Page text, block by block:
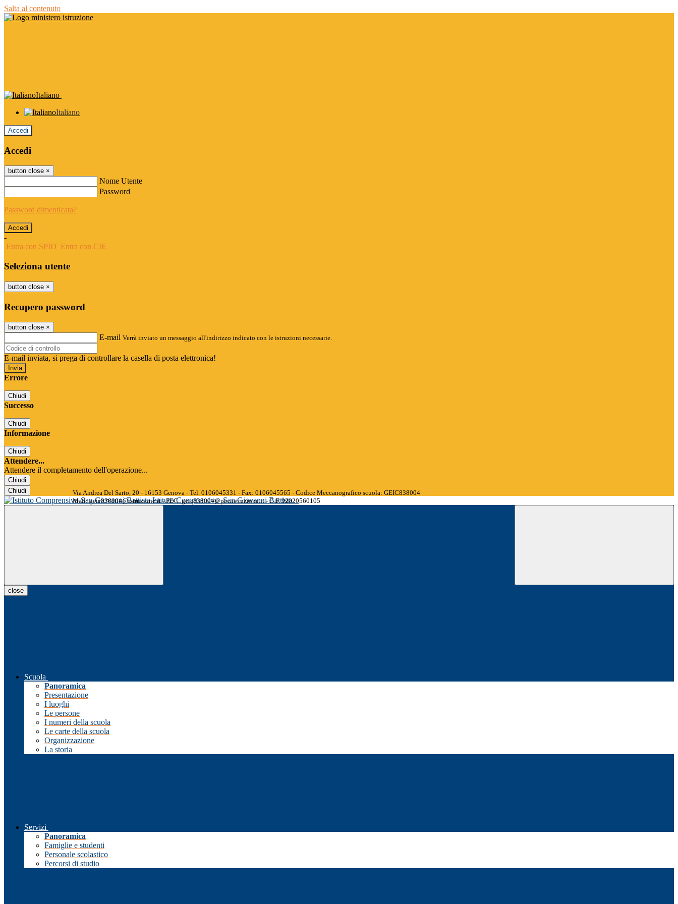
Salta al contenuto
Italiano
Italiano
Accedi
Accedi
button close ×
Nome Utente
Password
Password dimenticata?
-
Entra con SPID Entra con CIE
Seleziona utente
button close ×
Recupero password
button close ×
E-mail Verrà inviato un messaggio all'indirizzo indicato con le istruzioni necessarie.
E-mail inviata, si prega di controllare la casella di posta elettronica!
Errore
Chiudi
Successo
Chiudi
Informazione
Chiudi
Attendere...
Attendere il completamento dell'operazione...
Chiudi
Chiudi
Istituto Comprensivo San Giovanni Battista
Via Andrea Del Sarto, 20 - 16153 Genova - Tel. 0106045331 - Fax: 0106045565 - Codice Meccanografico scuola: GEIC838004
Mail: geic838004@istruzione.it - PEC: geic838004@pec.istruzione.it - C.F. 92020560105
close
Scuola
Panoramica
Presentazione
I luoghi
Le persone
I numeri della scuola
Le carte della scuola
Organizzazione
La storia
Servizi
Panoramica
Famiglie e studenti
Personale scolastico
Percorsi di studio